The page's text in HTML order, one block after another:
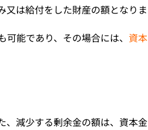
は給付をした財産の額となりま
能であり、その場合には、 資本
、減少する剰余金の額は、資本金